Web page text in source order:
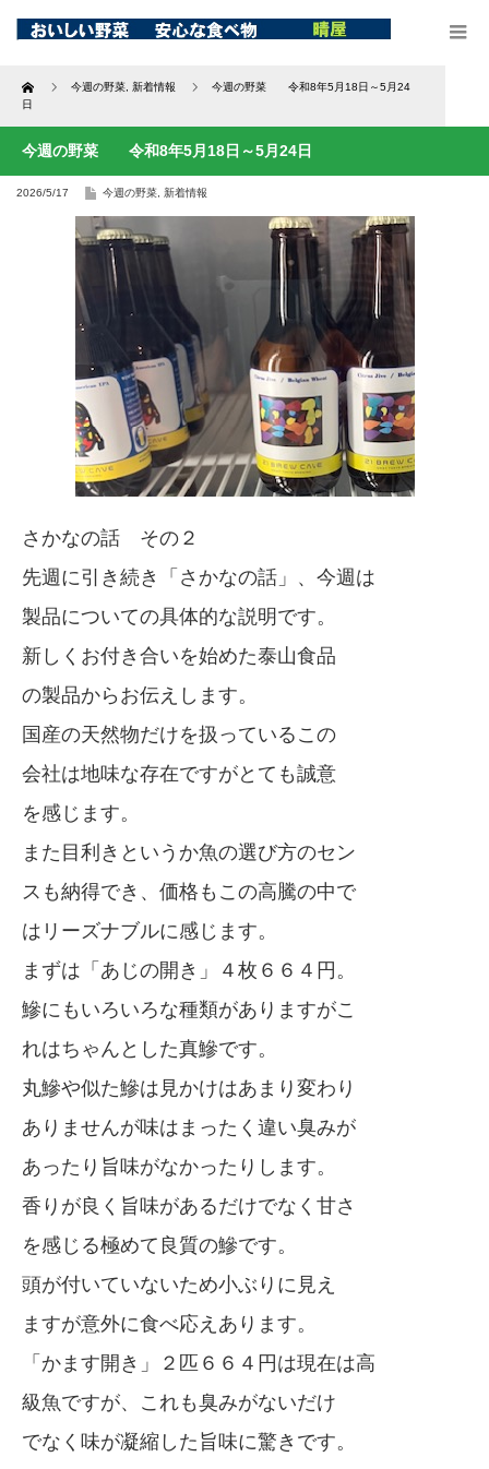
Home 今週の野菜 新着情報
今週の野菜 令和8年5月18日～5月24
日
今週の野菜 令和8年5月18日～5月24日
2026/5/17 今週の野菜 新着情報
さかなの話 その２
先週に引き続き「さかなの話」、今週は
製品についての具体的な説明です。
新しくお付き合いを始めた泰山食品
の製品からお伝えします。
国産の天然物だけを扱っているこの
会社は地味な存在ですがとても誠意
を感じます。
また目利きというか魚の選び方のセン
スも納得でき、価格もこの高騰の中で
はリーズナブルに感じます。
まずは「あじの開き」４枚６６４円。
鰺にもいろいろな種類がありますがこ
れはちゃんとした真鰺です。
丸鰺や似た鰺は見かけはあまり変わり
ありませんが味はまったく違い臭みが
あったり旨味がなかったりします。
香りが良く旨味があるだけでなく甘さ
を感じる極めて良質の鰺です。
頭が付いていないため小ぶりに見え
ますが意外に食べ応えあります。
「かます開き」２匹６６４円は現在は高
級魚ですが、これも臭みがないだけ
でなく味が凝縮した旨味に驚きです。